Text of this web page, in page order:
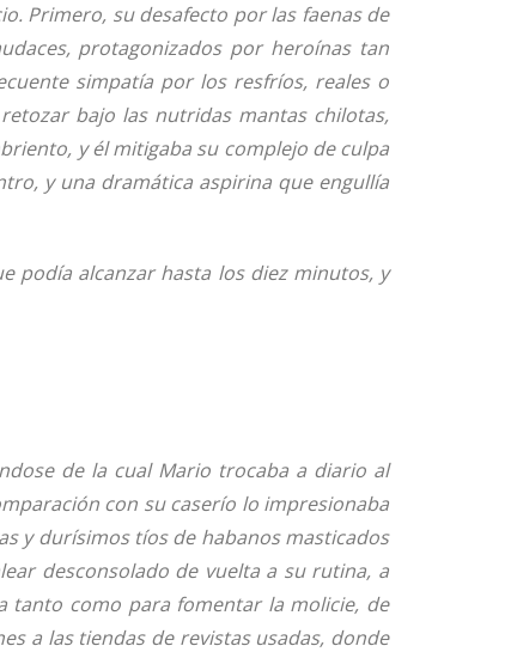
Primero, su desafecto por las faenas de
protagonizados por heroínas tan
simpatía por los resfríos, reales o
bajo las nutridas mantas chilotas,
y él mitigaba su complejo de culpa
y una dramática aspirina que engullía
podía alcanzar hasta los diez minutos, y
de la cual Mario trocaba a diario al
con su caserío lo impresionaba
y durísimos tíos de habanos masticados
desconsolado de vuelta a su rutina, a
tanto como para fomentar la molicie, de
a las tiendas de revistas usadas, donde